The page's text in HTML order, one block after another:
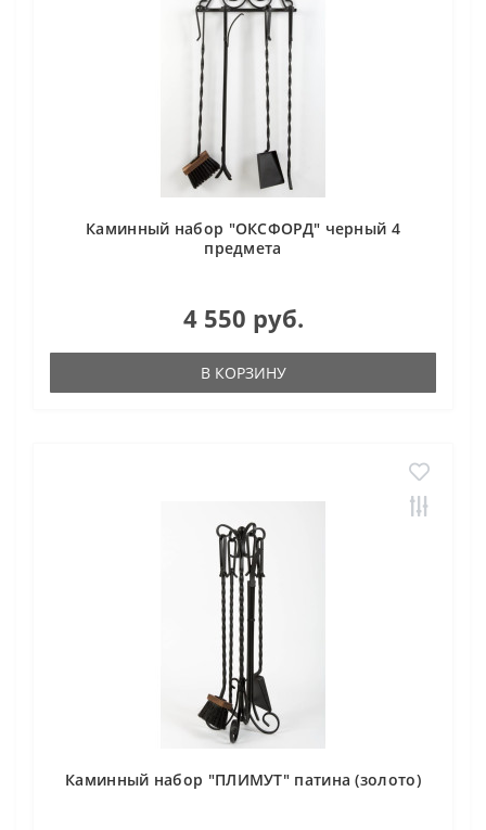
Каминный набор "ОКСФОРД" черный 4
предмета
4 550 руб.
В КОРЗИНУ
Каминный набор "ПЛИМУТ" патина (золото)